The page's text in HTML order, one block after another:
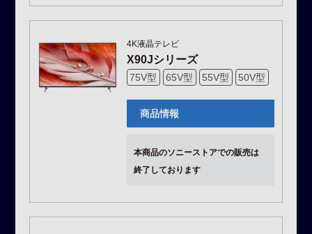
4K液晶テレビ
X90Jシリーズ
75V型 65V型 55V型 50V型
商品情報
本商品のソニーストアでの販売は
終了しております